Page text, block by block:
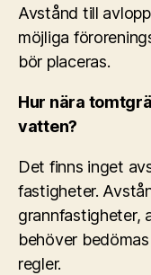
Avstånd till
möjliga
bör placeras.
Hur nära
vatten?
Det finns inget
fastigheter.
grannfastigheter,
behöver
regler.